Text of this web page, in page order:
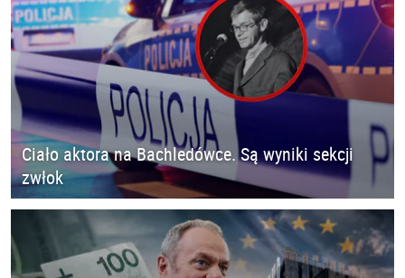
Ciało aktora na Bachledówce. Są wyniki sekcji
zwłok